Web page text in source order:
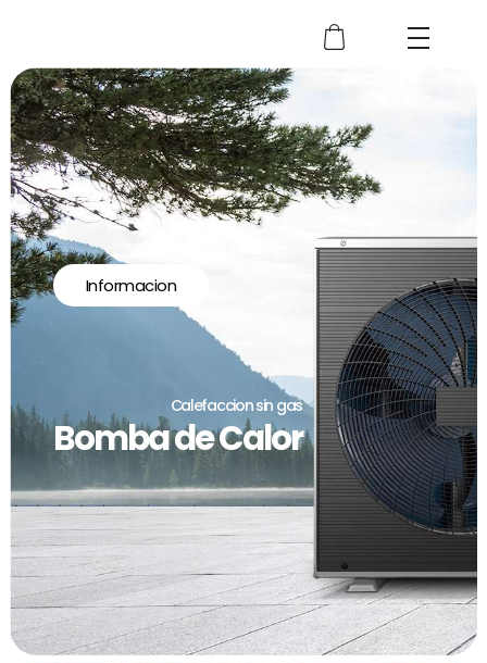
Informacion
Calefaccion sin gas
Bomba de Calor